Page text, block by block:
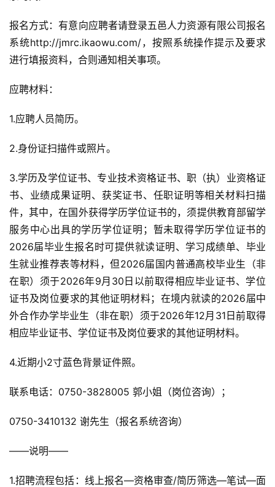
报名方式：有意向应聘者请登录五邑人力资源有限公司报名
系统http://jmrc.ikaowu.com/，按照系统操作提示及要求
进行填报资料，合则通知相关事项。
应聘材料：
1.应聘人员简历。
2.身份证扫描件或照片。
3.学历及学位证书、专业技术资格证书、职（执）业资格证
书、业绩成果证明、获奖证书、任职证明等相关材料扫描
件，其中，在国外获得学历学位证书的，须提供教育部留学
服务中心出具的学历学位证明；暂未取得学历学位证书的
2026届毕业生报名时可提供就读证明、学习成绩单、毕业
生就业推荐表等材料，但2026届国内普通高校毕业生（非
在职）须于2026年9月30日以前取得相应毕业证书、学位
证书及岗位要求的其他证明材料；在境内就读的2026届中
外合作办学毕业生（非在职）须于2026年12月31日前取得
相应毕业证书、学位证书及岗位要求的其他证明材料。
4.近期小2寸蓝色背景证件照。
联系电话：0750-3828005 郭小姐（岗位咨询）；
0750-3410132 谢先生（报名系统咨询）
——说明——
1.招聘流程包括：线上报名—资格审查/简历筛选—笔试—面